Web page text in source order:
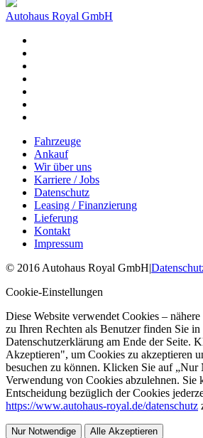
Autohaus Royal GmbH
Fahrzeuge
Ankauf
Wir über uns
Karriere / Jobs
Datenschutz
Leasing / Finanzierung
Lieferung
Kontakt
Impressum
© 2016 Autohaus Royal GmbH|
Cookie-Einstellungen
Diese Website verwendet Cookies –
zu Ihren Rechten als Benutzer finden Sie in
Datenschutzerklärung am Ende der Seite.
Akzeptieren", um Cookies zu akzeptieren
besuchen zu können. Klicken Sie auf
Verwendung von Cookies abzulehnen. Sie
Entscheidung bezüglich der Cookies
https://www.autohaus-royal.de/datenschutz
Nur Notwendige Alle Akzeptieren